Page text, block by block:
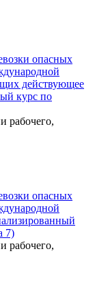
опасных
действующее
курс по
рабочего,
опасных
7)
рабочего,